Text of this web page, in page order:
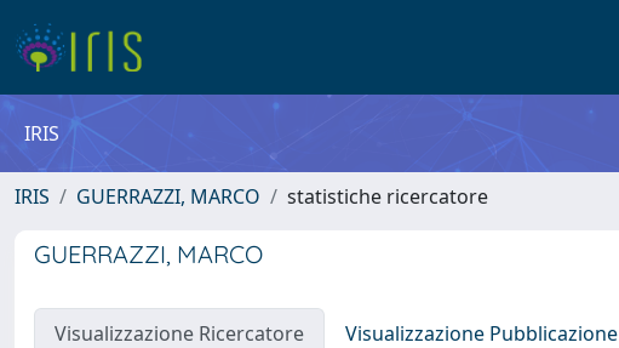
IRIS
IRIS GUERRAZZI, MARCO statistiche ricercatore
GUERRAZZI, MARCO
Visualizzazione Ricercatore Visualizzazione Pubblicazione